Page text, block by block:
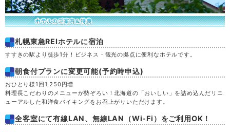
札幌東急REIホテルに宿泊
すすきの駅より徒歩1分！ビジネス・観光の拠点に便利なホテルです。
朝食付プランに変更可能(予約時申込)
おひとり様1回1,250円増
料理長こだわりのメニューが勢ぞろい！北海道の「おいしい」を詰め込んだリニ
ューアルした和洋食バイキングをお召上がりいただけます。
全客室にて有線LAN、無線LAN（Wi-Fi）をご利用OK！